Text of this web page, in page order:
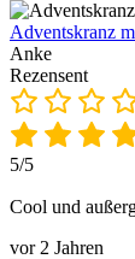
Adventskranz
Anke
Rezensent
5/5
Cool und
vor 2 Jahren